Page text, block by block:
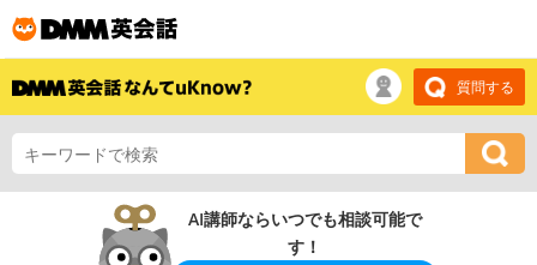
質問する
AI講師ならいつでも相談可能で
す！